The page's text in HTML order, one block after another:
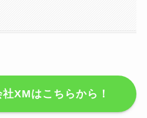
XMはこちらから！